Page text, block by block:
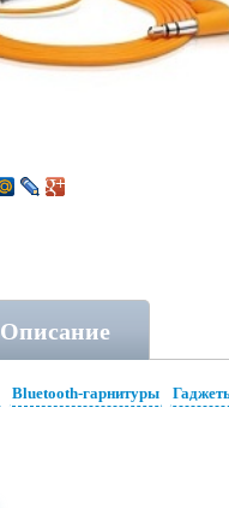
Описание
Bluetooth-гарнитуры